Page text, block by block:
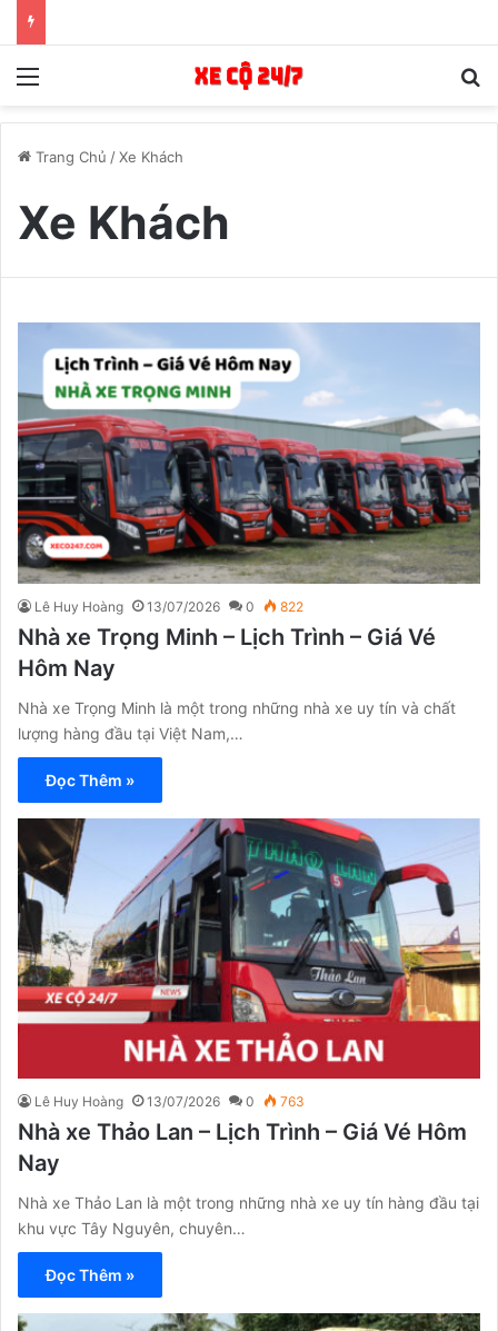
Menu
Trang Chủ /Xe Khách
Xe Khách
Lê Huy Hoàng 13/07/2026 0 822
Nhà xe Trọng Minh – Lịch Trình – Giá Vé
Hôm Nay
Nhà xe Trọng Minh là một trong những nhà xe uy tín và chất
lượng hàng đầu tại Việt Nam,…
Đọc Thêm »
Lê Huy Hoàng 13/07/2026 0 763
Nhà xe Thảo Lan – Lịch Trình – Giá Vé Hôm
Nay
Nhà xe Thảo Lan là một trong những nhà xe uy tín hàng đầu tại
khu vực Tây Nguyên, chuyên…
Đọc Thêm »